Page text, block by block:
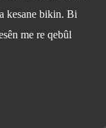
kesane bikin. Bi
me re qebûl